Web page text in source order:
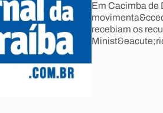
Em Cacimba de
recebiam os